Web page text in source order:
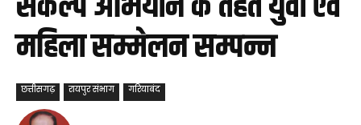
महिला सम्मेलन सम्पन्न
छत्तीसगढ़ रायपुर संभाग गरियाबंद